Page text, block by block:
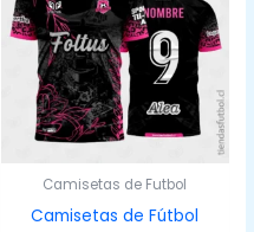
Camisetas de Futbol
Camisetas de Fútbol